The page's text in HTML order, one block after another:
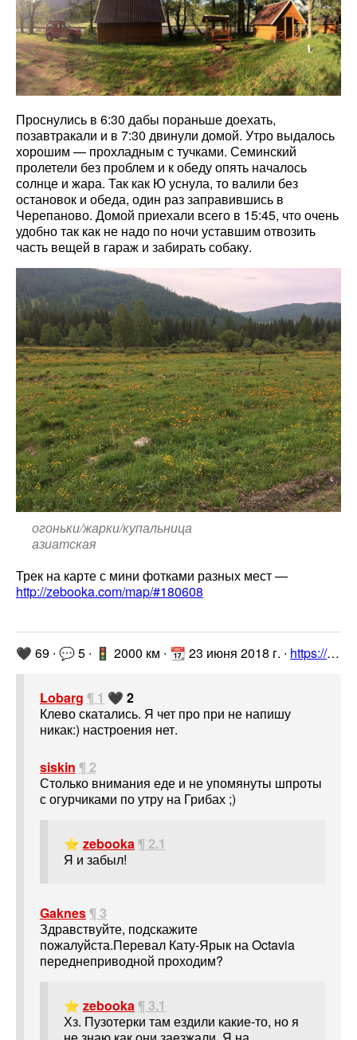
Проснулись в 6:30 дабы пораньше доехать,
позавтракали и в 7:30 двинули домой. Утро выдалось
хорошим — прохладным с тучками. Семинский
пролетели без проблем и к обеду опять началось
солнце и жара. Так как Ю уснула, то валили без
остановок и обеда, один раз заправившись в
Черепаново. Домой приехали всего в 15:45, что очень
удобно так как не надо по ночи уставшим отвозить
часть вещей в гараж и забирать собаку.
огоньки/жарки/купальница
азиатская
Трек на карте с мини фотками разных мест —
http://zebooka.com/map/#180608
🖤 69 ∙ 💬 5 ∙ 🚦 2000 км ∙ 📆 23 июня 2018 г. ∙ https://www.drive2.ru/l/505251707437974280/
Lobarg ¶ 1 🖤 2
Клево скатались. Я чет про при не напишу
никак:) настроения нет.
siskin ¶ 2
Столько внимания еде и не упомянуты шпроты
с огурчиками по утру на Грибах ;)
⭐ zebooka¶ 2.1
Я и забыл!
Gaknes¶ 3
Здравствуйте, подскажите
пожалуйста.Перевал Кату-Ярык на Octavia
переднеприводной проходим?
⭐ zebooka¶ 3.1
Хз. Пузотерки там ездили какие-то, но я